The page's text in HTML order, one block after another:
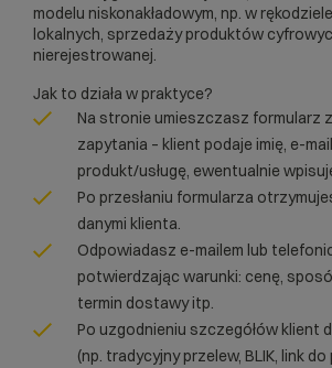
modelu niskonakładowym, np. w
lokalnych, sprzedaży produktów
nierejestrowanej.
Jak to działa w praktyce?
Na stronie umieszczasz formularz
zapytania – klient podaje imię, e-
produkt/usługę, ewentualnie
Po przesłaniu formularza
danymi klienta.
Odpowiadasz e-mailem lub
potwierdzając warunki: cenę,
termin dostawy itp.
Po uzgodnieniu szczegółów klient
(np. tradycyjny przelew, BLIK, link do